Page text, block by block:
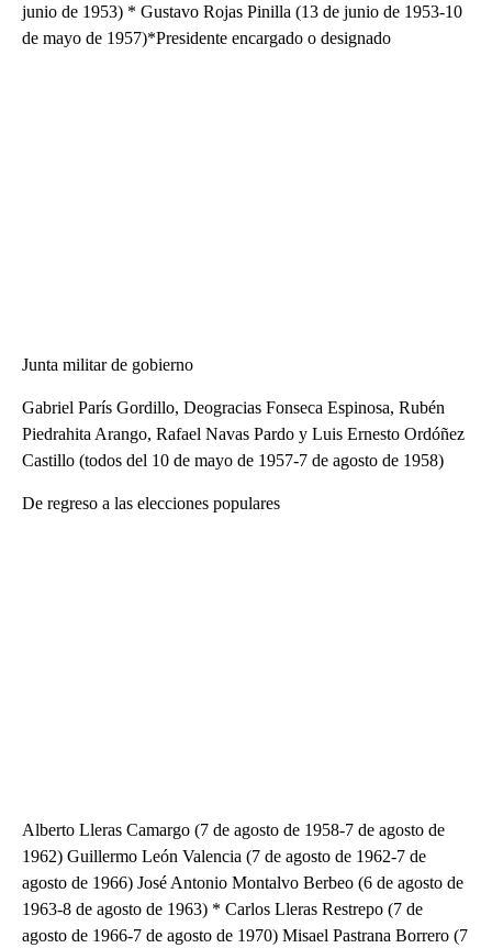
junio de 1953) * Gustavo Rojas Pinilla (13 de junio de 1953-10
de mayo de 1957)*Presidente encargado o designado
Junta militar de gobierno
Gabriel París Gordillo, Deogracias Fonseca Espinosa, Rubén
Piedrahita Arango, Rafael Navas Pardo y Luis Ernesto Ordóñez
Castillo (todos del 10 de mayo de 1957-7 de agosto de 1958)
De regreso a las elecciones populares
Alberto Lleras Camargo (7 de agosto de 1958-7 de agosto de
1962) Guillermo León Valencia (7 de agosto de 1962-7 de
agosto de 1966) José Antonio Montalvo Berbeo (6 de agosto de
1963-8 de agosto de 1963) * Carlos Lleras Restrepo (7 de
agosto de 1966-7 de agosto de 1970) Misael Pastrana Borrero (7